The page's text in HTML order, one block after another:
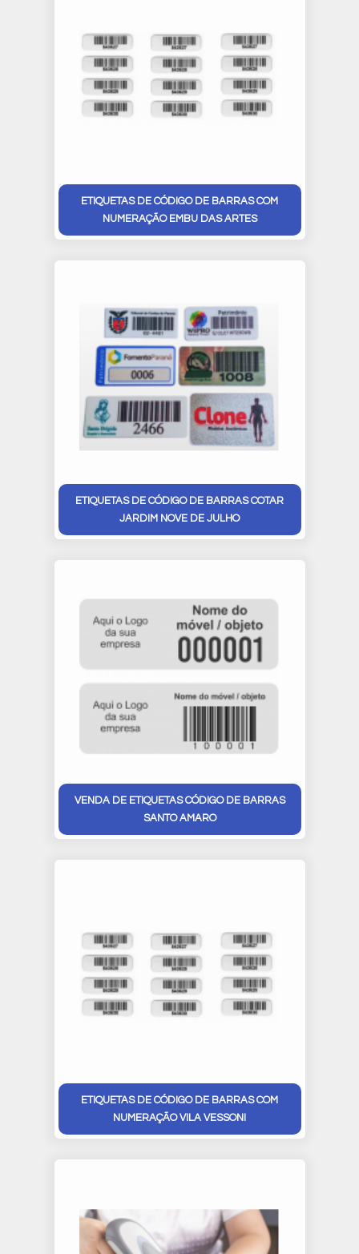
ETIQUETAS DE CÓDIGO DE BARRAS COM
NUMERAÇÃO EMBU DAS ARTES
ETIQUETAS DE CÓDIGO DE BARRAS COTAR
JARDIM NOVE DE JULHO
VENDA DE ETIQUETAS CÓDIGO DE BARRAS
SANTO AMARO
ETIQUETAS DE CÓDIGO DE BARRAS COM
NUMERAÇÃO VILA VESSONI